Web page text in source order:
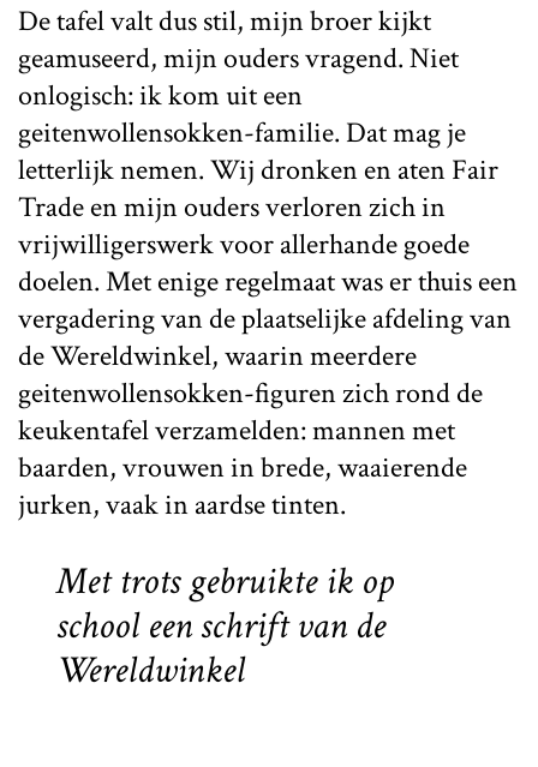
De tafel valt dus stil, mijn broer kijkt
geamuseerd, mijn ouders vragend. Niet
onlogisch: ik kom uit een
geitenwollensokken-familie. Dat mag je
letterlijk nemen. Wij dronken en aten Fair
Trade en mijn ouders verloren zich in
vrijwilligerswerk voor allerhande goede
doelen. Met enige regelmaat was er thuis een
vergadering van de plaatselijke afdeling van
de Wereldwinkel, waarin meerdere
geitenwollensokken-figuren zich rond de
keukentafel verzamelden: mannen met
baarden, vrouwen in brede, waaierende
jurken, vaak in aardse tinten.
Met trots gebruikte ik op
school een schrift van de
Wereldwinkel